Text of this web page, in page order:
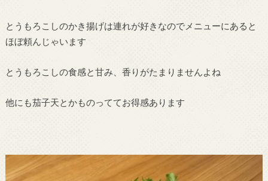
とうもろこしのかき揚げは連れが好きなのでメニューにあると
ほぼ頼んじゃいます
とうもろこしの食感と甘み、香りがたまりませんよね
他にも茄子天とかものっててお得感あります